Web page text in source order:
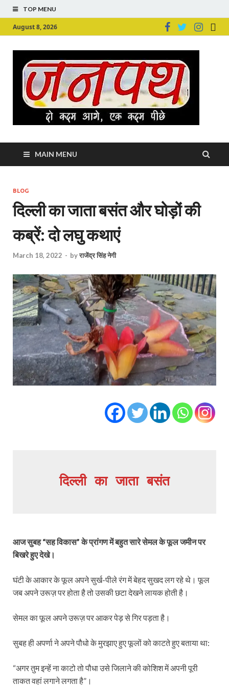
TOP MENU
August 8, 2026
MAIN MENU
BLOG
दिल्ली का जाता बसंत और घोड़ों की
कब्रें: दो लघु कथाएं
March 18, 2022 - byराजेंद्र सिंह नेगी
दिल्ली का जाता बसंत
आज सुबह “सह विकास” के प्रांगण में बहुत सारे सेमल के फूल जमीन पर
बिखरे हुए देखे।
घंटी के आकार के फूल अपने सुर्ख-पीले रंग में बेहद सुखद लग रहे थे। फूल
जब अपने उरूज़ पर होता है तो उसकी छटा देखने लायक होती है।
सेमल का फूल अपने उरूज़ पर आकर पेड़ से गिर पड़ता है।
सुबह ही अपर्णा ने अपने पौधो के मुरझाए हुए फूलों को काटते हुए बताया था:
“अगर तुम इन्हें ना काटो तो पौधा उसे जिलाने की कोशिश में अपनी पूरी
ताकत वहां लगाने लगता है”।